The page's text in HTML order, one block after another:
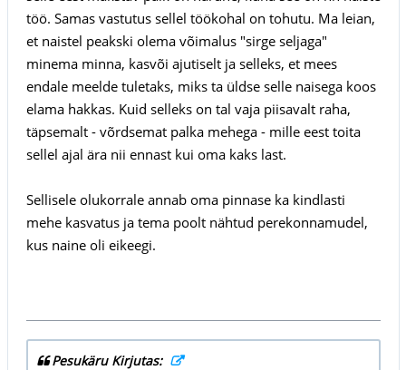
töö. Samas vastutus sellel töökohal on tohutu. Ma leian,
et naistel peakski olema võimalus "sirge seljaga"
minema minna, kasvõi ajutiselt ja selleks, et mees
endale meelde tuletaks, miks ta üldse selle naisega koos
elama hakkas. Kuid selleks on tal vaja piisavalt raha,
täpsemalt - võrdsemat palka mehega - mille eest toita
sellel ajal ära nii ennast kui oma kaks last.
Sellisele olukorrale annab oma pinnase ka kindlasti
mehe kasvatus ja tema poolt nähtud perekonnamudel,
kus naine oli eikeegi.
Pesukäru Kirjutas: